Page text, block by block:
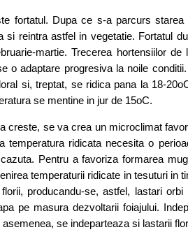
fortatul. Dupa ce s-a parcurs
si reintra astfel in vegetatie. Fortatul
martie. Trecerea hortensiilor
o adaptare progresiva la noile
si, treptat, se ridica pana la 18-
se mentine in jur de 15oC.
creste, se va crea un microclimat
temperatura ridicata necesita o
Pentru a favoriza formarea
temperaturii ridicate in tesuturi in
producandu-se, astfel, lastari
pe masura dezvoltarii foiajului.
se indeparteaza si lastarii